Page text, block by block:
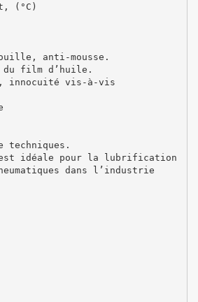
(°C)
anti-mousse.
du film d’huile.
innocuité vis-à-vis
techniques.
est idéale pour la lubrification
dans l’industrie